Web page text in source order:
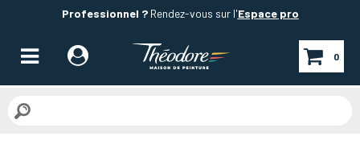
Professionnel ?Rendez-vous sur l'Espace pro
0